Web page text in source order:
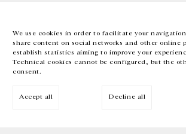
We use cookies in order to facilitate your
share content on social networks and other online
establish statistics aiming to improve your
Technical cookies cannot be configured, but the
consent.
Accept all Decline all
EN FR 中文 Facebook Instagram
Inscrivez-vous à notre newsletter